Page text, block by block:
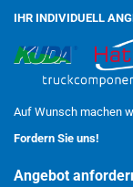
IHR INDIVIDUELL
Auf Wunsch machen
Fordern Sie uns!
Angebot